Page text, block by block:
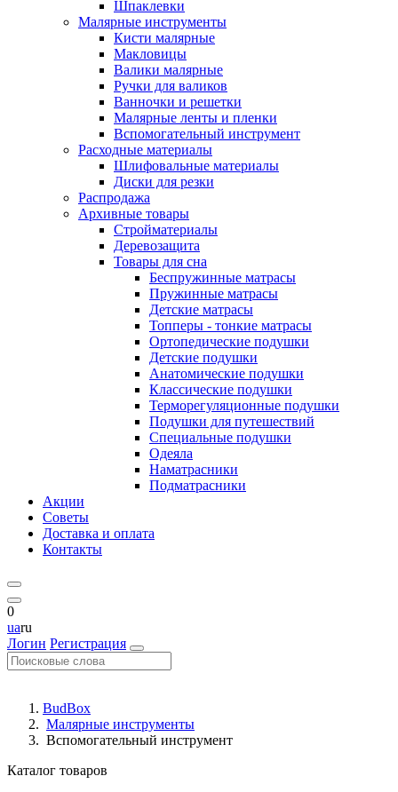
Шпаклевки
Малярные инструменты
Кисти малярные
Макловицы
Валики малярные
Ручки для валиков
Ванночки и решетки
Малярные ленты и пленки
Вспомогательный инструмент
Расходные материалы
Шлифовальные материалы
Диски для резки
Распродажа
Архивные товары
Стройматериалы
Деревозащита
Товары для сна
Беспружинные матрасы
Пружинные матрасы
Детские матрасы
Топперы - тонкие матрасы
Ортопедические подушки
Детские подушки
Анатомические подушки
Классические подушки
Терморегуляционные подушки
Подушки для путешествий
Специальные подушки
Одеяла
Наматрасники
Подматрасники
Акции
Советы
Доставка и оплата
Контакты
0
uaru
Логин Регистрация
BudBox
Малярные инструменты
Вспомогательный инструмент
Каталог товаров